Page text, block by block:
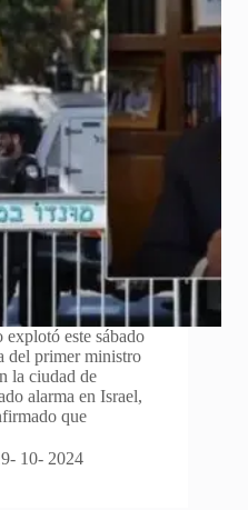
este sábado
del primer ministro
la ciudad de
alarma en Israel,
que
10- 2024